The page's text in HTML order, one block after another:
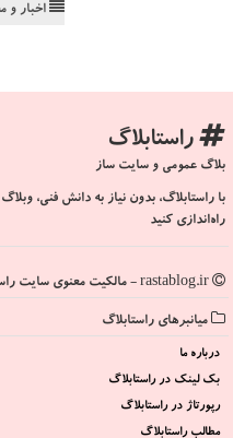
اخبار و
راستابلاگ
بلاگ عمومی و سایت ساز
با راستابلاگ، بدون نیاز به دانش فنی،
راه‌اندازی کنید
میانبرهای راستابلاگ
درباره ما
بک لینک در راستابلاگ
رپورتاژ در راستابلاگ
مطالب راستابلاگ